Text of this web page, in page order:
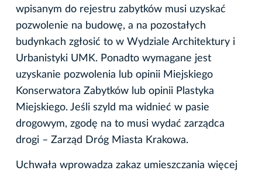
wpisanym do rejestru zabytków musi uzyskać
pozwolenie na budowę, a na pozostałych
budynkach zgłosić to w Wydziale Architektury i
Urbanistyki UMK. Ponadto wymagane jest
uzyskanie pozwolenia lub opinii Miejskiego
Konserwatora Zabytków lub opinii Plastyka
Miejskiego. Jeśli szyld ma widnieć w pasie
drogowym, zgodę na to musi wydać zarządca
drogi – Zarząd Dróg Miasta Krakowa.
Uchwała wprowadza zakaz umieszczania więcej